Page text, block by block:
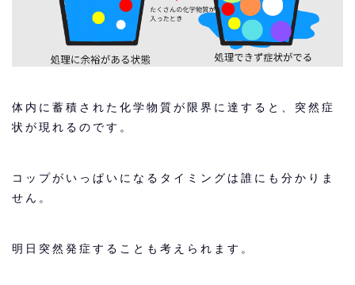
体内に蓄積された化学物質が限界に達すると、突然症
状が現れるのです。
コップがいっぱいになるタイミングは誰にも分かりま
せん。
明日突然発症することも考えられます。